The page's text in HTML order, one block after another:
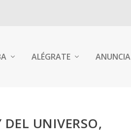
ALÉGRATE ANUNCIA
DEL UNIVERSO,